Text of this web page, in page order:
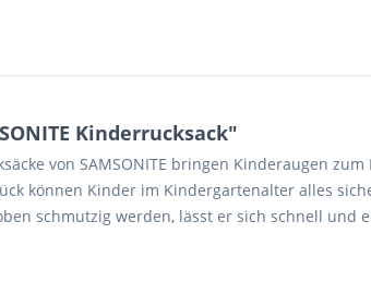
Kinderrucksack"
von SAMSONITE bringen Kinderaugen zum
können Kinder im Kindergartenalter alles
schmutzig werden, lässt er sich schnell und